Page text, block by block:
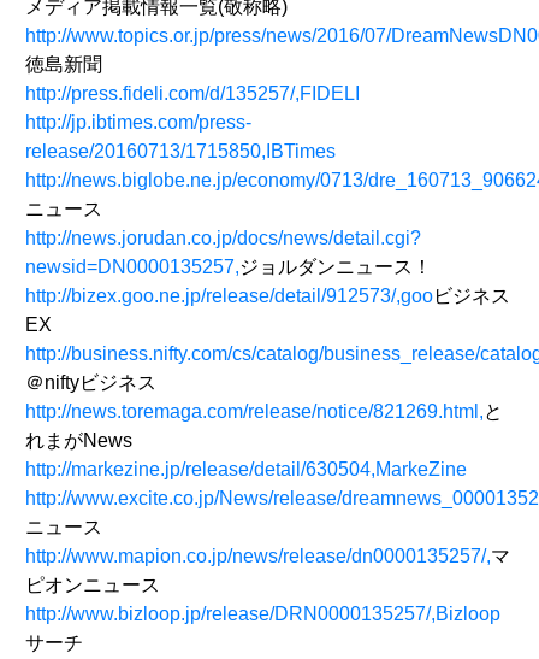
メディア掲載情報一覧(敬称略)
http://www.topics.or.jp/press/news/2016/07/
徳島新聞
http://press.fideli.com/d/135257/,FIDELI
http://jp.ibtimes.com/press-
release/20160713/1715850,IBTimes
http://news.biglobe.ne.jp/economy/0713/
ニュース
http://news.jorudan.co.jp/docs/news/detail.cgi?
newsid=DN0000135257,ジョルダンニュース！
http://bizex.goo.ne.jp/release/detail/912573/,gooビジネス
EX
http://business.nifty.com/cs/catalog/business_release/
＠niftyビジネス
http://news.toremaga.com/release/notice/821269.html,と
れまがNews
http://markezine.jp/release/detail/630504,MarkeZine
http://www.excite.co.jp/News/release/
ニュース
http://www.mapion.co.jp/news/release/dn0000135257/,マ
ピオンニュース
http://www.bizloop.jp/release/DRN0000135257/,Bizloop
サーチ